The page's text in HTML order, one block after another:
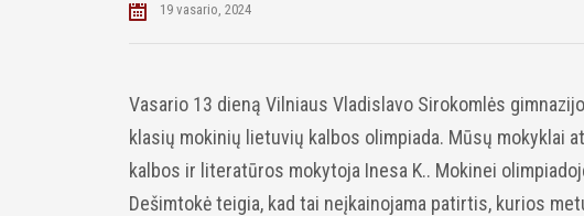
19 vasario, 2024
Vasario 13 dieną Vilniaus Vladislavo Sirokomlės
klasių mokinių lietuvių kalbos olimpiada. Mūsų mokyklai
kalbos ir literatūros mokytoja Inesa K.. Mokinei
Dešimtokė teigia, kad tai neįkainojama patirtis, kurios